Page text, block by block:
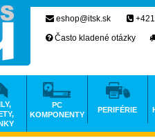
eshop@itsk.sk
Často kladené otázky
PC
KOMPONENTY
PERIFÉRIE